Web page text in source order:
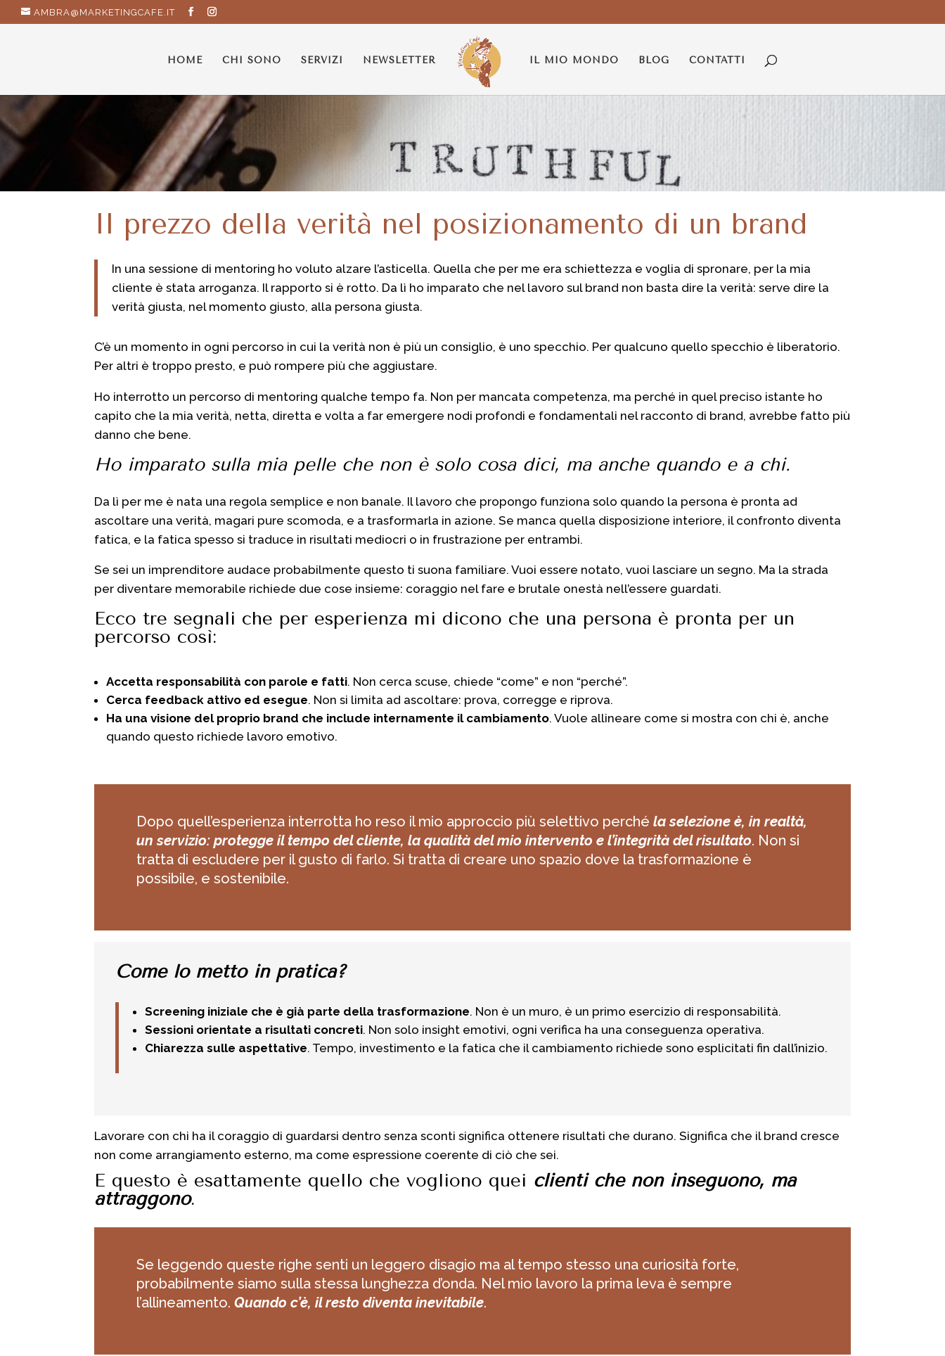
AMBRA@MARKETINGCAFE.IT
HOME CHI SONO SERVIZI NEWSLETTER IL MIO MONDO BLOG CONTATTI
Il prezzo della verità nel posizionamento di un brand
In una sessione di mentoring ho voluto alzare l’asticella. Quella che per me era schiettezza e voglia di spronare, per la mia
cliente è stata arroganza. Il rapporto si è rotto. Da lì ho imparato che nel lavoro sul brand non basta dire la verità: serve dire la
verità giusta, nel momento giusto, alla persona giusta.
C’è un momento in ogni percorso in cui la verità non è più un consiglio, è uno specchio. Per qualcuno quello specchio è liberatorio.
Per altri è troppo presto, e può rompere più che aggiustare.
Ho interrotto un percorso di mentoring qualche tempo fa. Non per mancata competenza, ma perché in quel preciso istante ho
capito che la mia verità, netta, diretta e volta a far emergere nodi profondi e fondamentali nel racconto di brand, avrebbe fatto più
danno che bene.
Ho imparato sulla mia pelle che non è solo cosa dici, ma anche quando e a chi.
Da lì per me è nata una regola semplice e non banale. Il lavoro che propongo funziona solo quando la persona è pronta ad
ascoltare una verità, magari pure scomoda, e a trasformarla in azione. Se manca quella disposizione interiore, il confronto diventa
fatica, e la fatica spesso si traduce in risultati mediocri o in frustrazione per entrambi.
Se sei un imprenditore audace probabilmente questo ti suona familiare. Vuoi essere notato, vuoi lasciare un segno. Ma la strada
per diventare memorabile richiede due cose insieme: coraggio nel fare e brutale onestà nell’essere guardati.
Ecco tre segnali che per esperienza mi dicono che una persona è pronta per un
percorso così:
Accetta responsabilità con parole e fatti. Non cerca scuse, chiede “come” e non “perché”.
Cerca feedback attivo ed esegue. Non si limita ad ascoltare: prova, corregge e riprova.
Ha una visione del proprio brand che include internamente il cambiamento. Vuole allineare come si mostra con chi è, anche
quando questo richiede lavoro emotivo.
Dopo quell’esperienza interrotta ho reso il mio approccio più selettivo perchéla selezione è, in realtà,
un servizio: protegge il tempo del cliente, la qualità del mio intervento e l’integrità del risultato. Non si
tratta di escludere per il gusto di farlo. Si tratta di creare uno spazio dove la trasformazione è
possibile, e sostenibile.
Come lo metto in pratica?
Screening iniziale che è già parte della trasformazione. Non è un muro, è un primo esercizio di responsabilità.
Sessioni orientate a risultati concreti. Non solo insight emotivi, ogni verifica ha una conseguenza operativa.
Chiarezza sulle aspettative. Tempo, investimento e la fatica che il cambiamento richiede sono esplicitati fin dall’inizio.
Lavorare con chi ha il coraggio di guardarsi dentro senza sconti significa ottenere risultati che durano. Significa che il brand cresce
non come arrangiamento esterno, ma come espressione coerente di ciò che sei.
E questo è esattamente quello che vogliono quei clienti che non inseguono, ma
attraggono.
Se leggendo queste righe senti un leggero disagio ma al tempo stesso una curiosità forte,
probabilmente siamo sulla stessa lunghezza d’onda. Nel mio lavoro la prima leva è sempre
l’allineamento.Quando c’è, il resto diventa inevitabile.